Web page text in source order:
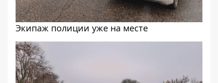
Экипаж полиции уже на месте